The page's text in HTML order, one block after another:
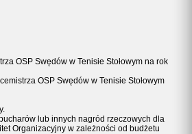
OSP Swędów w Tenisie Stołowym na rok
OSP Swędów w Tenisie Stołowym
lub innych nagród rzeczowych dla
Organizacyjny w zależności od budżetu